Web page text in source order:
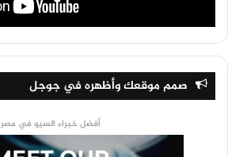
صمم موقعك وأظهره في جوجل
أفضل خبراء السيو في مصر